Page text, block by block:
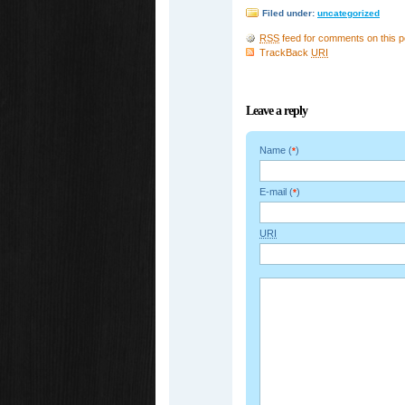
Filed under: uncategorized
RSS feed for comments on this
TrackBack URI
Leave a reply
Name (*)
E-mail (*)
URI